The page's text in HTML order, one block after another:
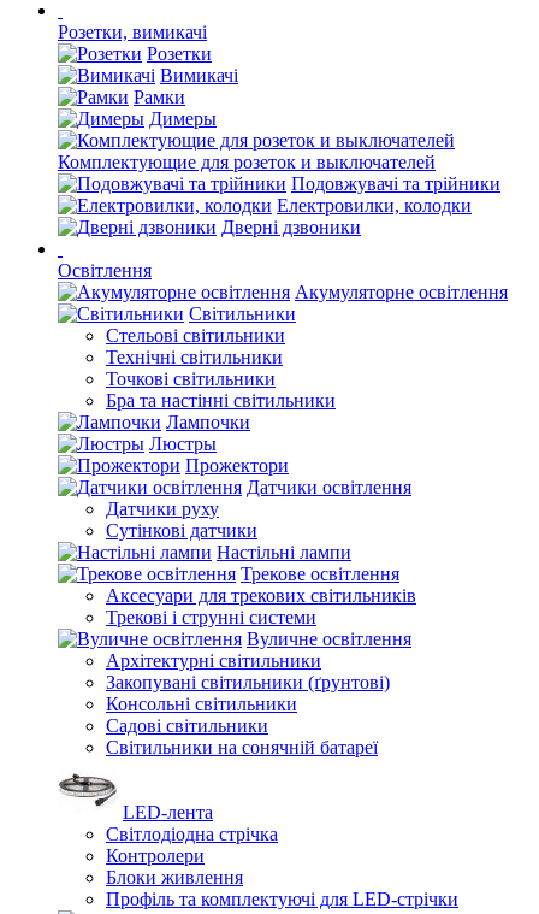
Розетки, вимикачі
Розетки
Вимикачі
Рамки
Димеры
Комплектующие для розеток и выключателей
Подовжувачі та трійники
Електровилки, колодки
Дверні дзвоники
Освітлення
Акумуляторне освітлення
Світильники
Стельові світильники
Технічні світильники
Точкові світильники
Бра та настінні світильники
Лампочки
Люстры
Прожектори
Датчики освітлення
Датчики руху
Сутінкові датчики
Настільні лампи
Трекове освітлення
Аксесуари для трекових світильників
Трекові і струнні системи
Вуличне освітлення
Архітектурні світильники
Закопувані світильники (ґрунтові)
Консольні світильники
Садові світильники
Світильники на сонячній батареї
LED-лента
Світлодіодна стрічка
Контролери
Блоки живлення
Профіль та комплектуючі для LED-стрічки